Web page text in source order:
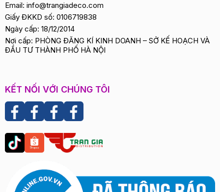
Email: info@trangiadeco.com
Giấy ĐKKD số: 0106719838
Ngày cấp: 18/12/2014
Nơi cấp: PHÒNG ĐĂNG KÍ KINH DOANH – SỞ KẾ HOẠCH VÀ
ĐẦU TƯ THÀNH PHỐ HÀ NỘI
KẾT NỐI VỚI CHÚNG TÔI